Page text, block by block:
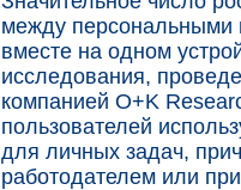
между персональными
вместе на одном
исследования,
компанией O+K
пользователей
для личных задач,
работодателем или